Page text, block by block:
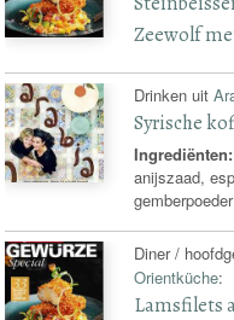
Zeewolf
Drinken uit
Syrische
Ingrediënten:
anijszaad,
gemberpoeder
Diner /
Orientküche:
Lamsfilets